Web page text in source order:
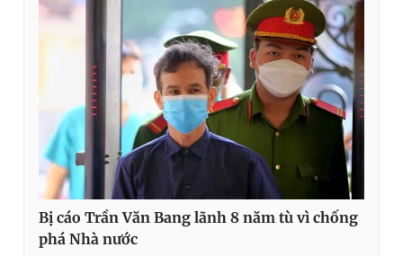
Bị cáo Trần Văn Bang lãnh 8 năm tù vì chống
phá Nhà nước